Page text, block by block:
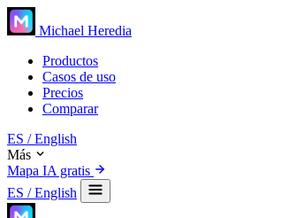
Michael Heredia
Productos
Casos de uso
Precios
Comparar
ES / English
Más
Mapa IA gratis
ES / English